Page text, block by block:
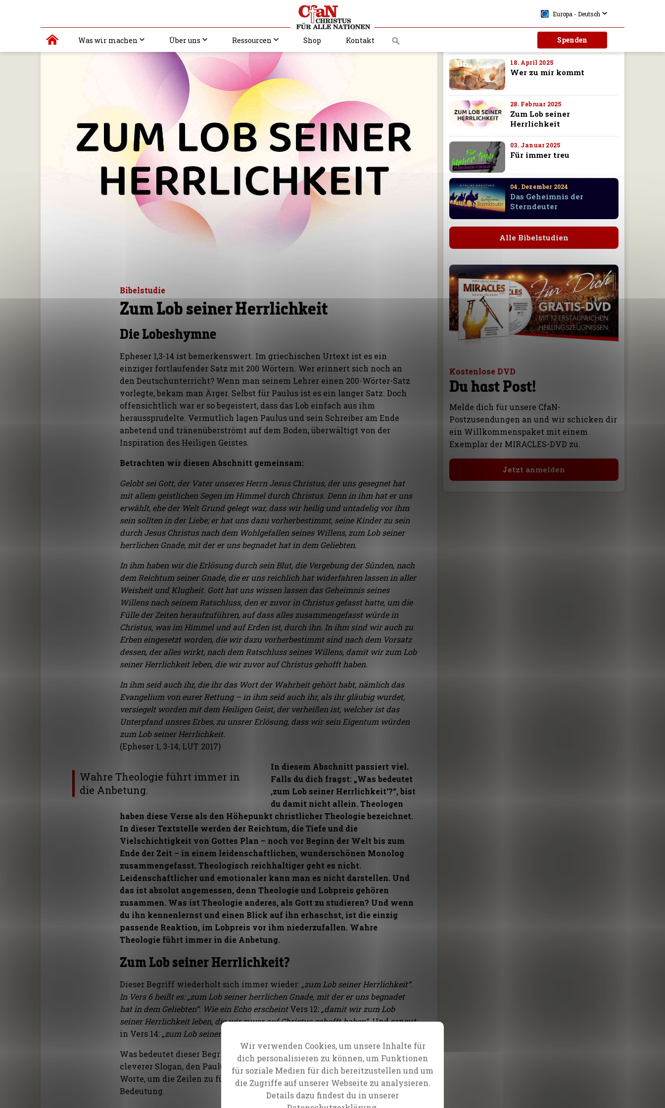
Was wir machen Über uns Ressourcen Shop Kontakt Spenden
Europa - Deutsch
Bibelstudie
Zum Lob seiner Herrlichkeit
Die Lobeshymne
Epheser 1,3-14 ist bemerkenswert. Im griechischen Urtext ist es ein
einziger fortlaufender Satz mit 200 Wörtern. Wer erinnert sich noch an
den Deutschunterricht? Wenn man seinem Lehrer einen 200-Wörter-Satz
vorlegte, bekam man Ärger. Selbst für Paulus ist es ein langer Satz. Doch
offensichtlich war er so begeistert, dass das Lob einfach aus ihm
heraussprudelte. Vermutlich lagen Paulus und sein Schreiber am Ende
anbetend und tränenüberströmt auf dem Boden, überwältigt von der
Inspiration des Heiligen Geistes.
Betrachten wir diesen Abschnitt gemeinsam:
Gelobt sei Gott, der Vater unseres Herrn Jesus Christus, der uns gesegnet hat
mit allem geistlichen Segen im Himmel durch Christus. Denn in ihm hat er uns
erwählt, ehe der Welt Grund gelegt war, dass wir heilig und untadelig vor ihm
sein sollten in der Liebe; er hat uns dazu vorherbestimmt, seine Kinder zu sein
durch Jesus Christus nach dem Wohlgefallen seines Willens, zum Lob seiner
herrlichen Gnade, mit der er uns begnadet hat in dem Geliebten.
In ihm haben wir die Erlösung durch sein Blut, die Vergebung der Sünden, nach
dem Reichtum seiner Gnade, die er uns reichlich hat widerfahren lassen in aller
Weisheit und Klugheit. Gott hat uns wissen lassen das Geheimnis seines
Willens nach seinem Ratschluss, den er zuvor in Christus gefasst hatte, um die
Fülle der Zeiten heraufzuführen, auf dass alles zusammengefasst würde in
Christus, was im Himmel und auf Erden ist, durch ihn. In ihm sind wir auch zu
Erben eingesetzt worden, die wir dazu vorherbestimmt sind nach dem Vorsatz
dessen, der alles wirkt, nach dem Ratschluss seines Willens, damit wir zum Lob
seiner Herrlichkeit leben, die wir zuvor auf Christus gehofft haben.
In ihm seid auch ihr, die ihr das Wort der Wahrheit gehört habt, nämlich das
Evangelium von eurer Rettung – in ihm seid auch ihr, als ihr gläubig wurdet,
versiegelt worden mit dem Heiligen Geist, der verheißen ist, welcher ist das
Unterpfand unsres Erbes, zu unsrer Erlösung, dass wir sein Eigentum würden
zum Lob seiner Herrlichkeit.
(Epheser 1, 3-14; LUT 2017)
Wahre Theologie führt immer in
die Anbetung.
In diesem Abschnitt passiert viel.
Falls du dich fragst: „Was bedeutet
‚zum Lob seiner Herrlichkeit‘?“, bist
du damit nicht allein. Theologen
haben diese Verse als den Höhepunkt christlicher Theologie bezeichnet.
In dieser Textstelle werden der Reichtum, die Tiefe und die
Vielschichtigkeit von Gottes Plan – noch vor Beginn der Welt bis zum
Ende der Zeit – in einem leidenschaftlichen, wunderschönen Monolog
zusammengefasst. Theologisch reichhaltiger geht es nicht.
Leidenschaftlicher und emotionaler kann man es nicht darstellen. Und
das ist absolut angemessen, denn Theologie und Lobpreis gehören
zusammen. Was ist Theologie anderes, als Gott zu studieren? Und wenn
du ihn kennenlernst und einen Blick auf ihn erhaschst, ist die einzig
passende Reaktion, im Lobpreis vor ihm niederzufallen. Wahre
Theologie führt immer in die Anbetung.
Zum Lob seiner Herrlichkeit?
Dieser Begriff wiederholt sich immer wieder: „zum Lob seiner Herrlichkeit“.
In Vers 6 heißt es: „zum Lob seiner herrlichen Gnade, mit der er uns begnadet
hat in dem Geliebten“. Wie ein Echo erscheintVers 12: „damit wir zum Lob
seiner Herrlichkeit leben, die wir zuvor auf Christus gehofft haben“.Und erneut
in Vers 14: „zum Lob seiner Herrlichkeit“.
Was bedeutet dieser Begriff: „zum Lob seiner Herrlichkeit“? Es ist kein
cleverer Slogan, den Paulus sich ausgedacht hat, es sind keine schönen
Worte, um die Zeilen zu füllen. Jedes einzelne Wort hat Tiefe und viel
Bedeutung.
Die einzige Identität, die
18. April 2025
Wer zu mir kommt
28. Februar 2025
Zum Lob seiner
Herrlichkeit
03. Januar 2025
Für immer treu
04. Dezember 2024
Das Geheimnis der
Sterndeuter
Alle Bibelstudien
Kostenlose DVD
Du hast Post!
Melde dich für unsere CfaN-
Postzusendungen an und wir schicken dir
ein Willkommenspaket mit einem
Exemplar der MIRACLES-DVD zu.
Jetzt anmelden
Wir verwenden Cookies, um unsere Inhalte für
dich personalisieren zu können, um Funktionen
für soziale Medien für dich bereitzustellen und um
die Zugriffe auf unserer Webseite zu analysieren.
Details dazu findest du in unserer